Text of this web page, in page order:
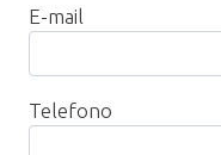
E-mail
Telefono